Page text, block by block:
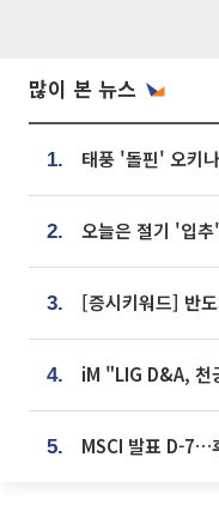
많이 본 뉴스
1.
2. 오늘은 절기 '입
3.
4.
5. MSCI 발표 D-7…